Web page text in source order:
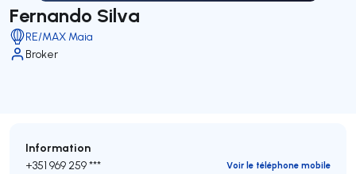
Fernando Silva
RE/MAX Maia
Broker
Information
+351 969 259 ***
Voir le téléphone mobile